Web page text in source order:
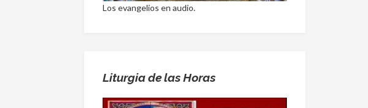
Los evangelios en audio.
Liturgia de las Horas